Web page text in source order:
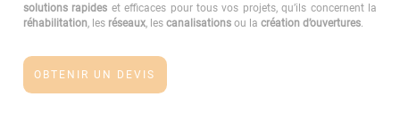
solutions rapides et efficaces pour tous vos projets, qu’ils concernent la
réhabilitation, les réseaux, les canalisationsou la création d’ouvertures.
OBTENIR UN DEVIS